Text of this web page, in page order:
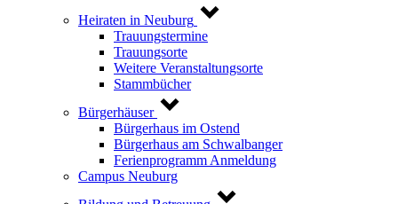
Heiraten in Neuburg
Trauungstermine
Trauungsorte
Weitere Veranstaltungsorte
Stammbücher
Bürgerhäuser
Bürgerhaus im Ostend
Bürgerhaus am Schwalbanger
Ferienprogramm Anmeldung
Campus Neuburg